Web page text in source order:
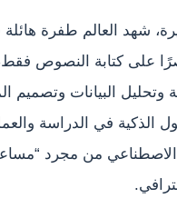
شهد العالم طفرة
على كتابة النصوص
وتحليل البيانات وتصميم
الذكية في الدراسة
الاصطناعي من مجرد